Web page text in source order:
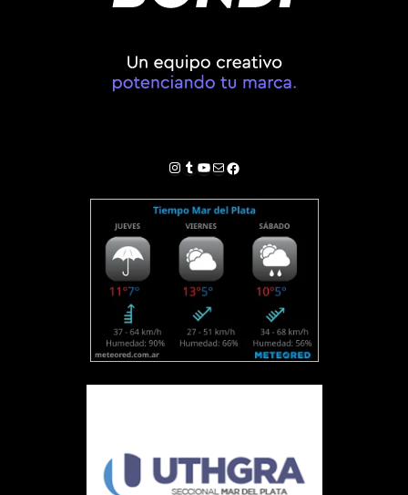
Instagram
Tumblr
YouTube
Correo electrónico
Facebook